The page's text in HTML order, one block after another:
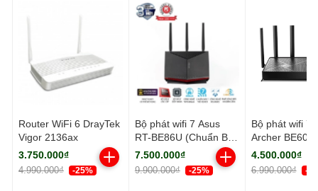
Router WiFi 6 DrayTek
Vigor 2136ax
3.750.000₫
4.990.000₫ -25%
Bộ phát wifi 7 Asus
RT-BE86U (Chuẩn BE/
BE6800Mbps/ 3 Ăng-
ten ngoài, 1 ăng-ten
ngầm/ AIMesh)
7.500.000₫
9.900.000₫ -25%
Bộ phát wifi 7
Archer BE600
BE/
ten ngoài/
4.500.000₫
6.990.000₫ -